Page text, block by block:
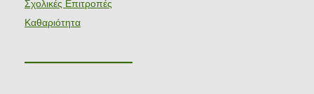
Σχολικές Επιτροπές
Καθαριότητα
———————